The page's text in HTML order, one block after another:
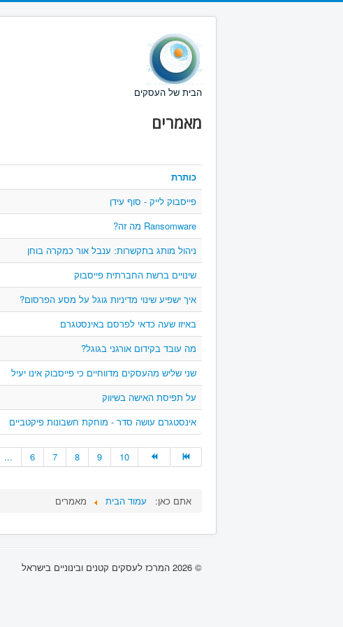
הבית של העסקים
מאמרים
כותרת
פייסבוק לייק - סוף עידן
Ransomware מה זה?
ניהול מותג בתקשרות: ענבל אור כמקרה בוחן
שינויים ברשת החברתית פייסבוק
איך ישפיע שינוי מדיניות גוגל על מסע הפרסום?
באיזו שעה כדאי לפרסם באינסטגרם
מה עובד בקידום אורגני בגוגל?
שני שליש מהעסקים מדווחיים כי פייסבוק אינו יעיל
על תפיסת האישה בשיווק
אינסטגרם עושה סדר - מוחקת חשבונות פיקטביים
... 6 7 8 9 10
אתם כאן: עמוד הבית מאמרים
© 2026 המרכז לעסקים קטנים ובינוניים בישראל